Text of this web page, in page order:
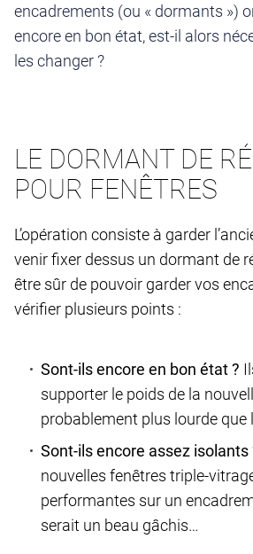
encadrements (ou « dormants »)
encore en bon état, est-il alors
les changer ?
LE DORMANT DE
POUR FENÊTRES
L’opération consiste à garder
venir fixer dessus un dormant de
être sûr de pouvoir garder vos
vérifier plusieurs points :
Sont-ils encore en bon état ?
supporter le poids de la
probablement plus lourde que
Sont-ils encore assez isolants
nouvelles fenêtres triple-
performantes sur un
serait un beau gâchis…